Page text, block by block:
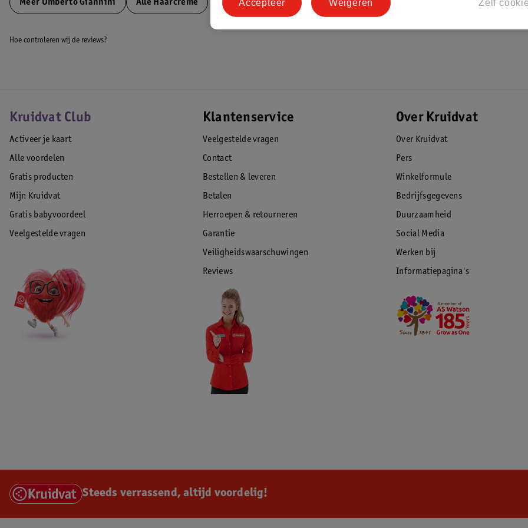
Meer Umberto Giannini Alle Haarcrème
Hoe controleren wij de reviews?
Kruidvat Club
Activeer je kaart
Alle voordelen
Gratis producten
Mijn Kruidvat
Gratis babyvoordeel
Veelgestelde vragen
Klantenservice
Veelgestelde vragen
Contact
Bestellen & leveren
Betalen
Herroepen & retourneren
Garantie
Veiligheidswaarschuwingen
Reviews
Over Kruidvat
Over Kruidvat
Pers
Winkelformule
Bedrijfsgegevens
Duurzaamheid
Social Media
Werken bij
Informatiepagina's
Steeds verrassend, altijd voordelig!
Zelf
Weigeren
Accepteer